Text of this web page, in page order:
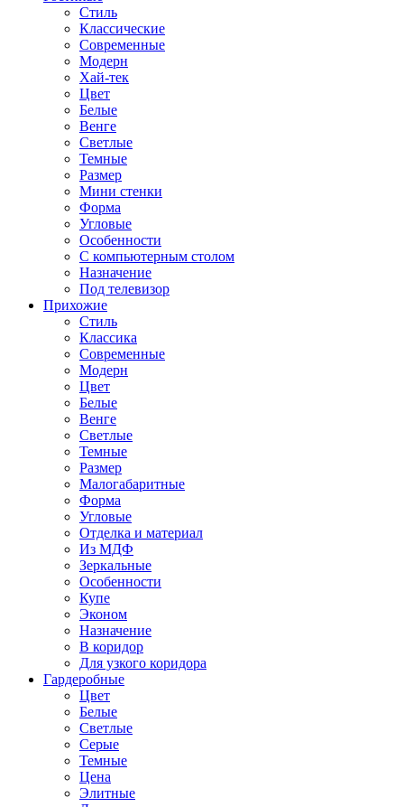
Стиль
Классические
Современные
Модерн
Хай-тек
Цвет
Белые
Венге
Светлые
Темные
Размер
Мини стенки
Форма
Угловые
Особенности
С компьютерным столом
Назначение
Под телевизор
Прихожие
Стиль
Классика
Современные
Модерн
Цвет
Белые
Венге
Светлые
Темные
Размер
Малогабаритные
Форма
Угловые
Отделка и материал
Из МДФ
Зеркальные
Особенности
Купе
Эконом
Назначение
В коридор
Для узкого коридора
Гардеробные
Цвет
Белые
Светлые
Серые
Темные
Цена
Элитные